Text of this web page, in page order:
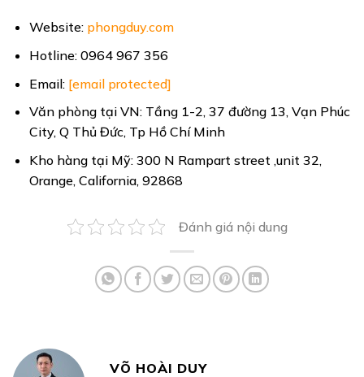
Website: phongduy.com
Hotline: 0964 967 356
Email: [email protected]
Văn phòng tại VN: Tầng 1-2, 37 đường 13, Vạn Phúc
City, Q Thủ Đức, Tp Hồ Chí Minh
Kho hàng tại Mỹ: 300 N Rampart street ,unit 32,
Orange, California, 92868
Đánh giá nội dung
VÕ HOÀI DUY